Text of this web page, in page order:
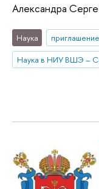
Александра
Наука
Наука в НИУ ВШЭ –